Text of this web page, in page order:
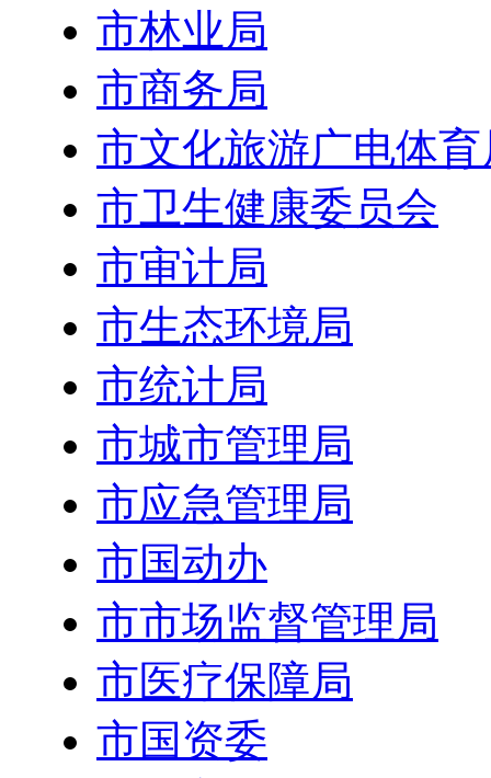
市林业局
市商务局
市文化旅游广电体育
市卫生健康委员会
市审计局
市生态环境局
市统计局
市城市管理局
市应急管理局
市国动办
市市场监督管理局
市医疗保障局
市国资委